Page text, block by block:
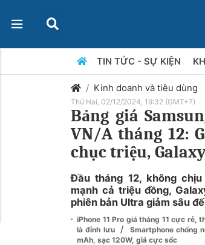
TIN TỨC - SỰ KIỆN
Kinh doanh và tiêu dùng
Thứ Hai, 02/12/2024, 19:32 (GMT+7)
Bảng giá
VN/A tháng 12:
chục triệu,
Đầu tháng 12, không
mạnh cả triệu đồng,
phiên bản Ultra giảm sâu
iPhone 11 Pro giá tháng 11 cực rẻ,
là đỉnh lưu
/
Smartphone chống
mAh, sạc 120W, giá cực sốc